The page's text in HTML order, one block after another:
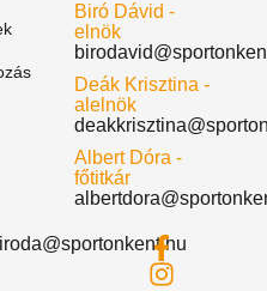
Biró Dávid -
elnök
Deák Krisztina -
alelnök
Albert Dóra -
főtitkár
iroda@sportonkent.hu